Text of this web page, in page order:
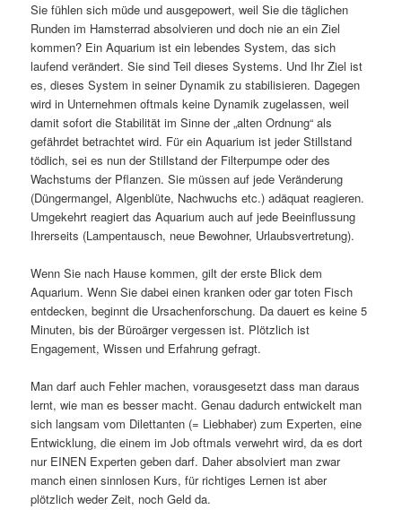
Sie fühlen sich müde und ausgepowert, weil Sie die täglichen
Runden im Hamsterrad absolvieren und doch nie an ein Ziel
kommen? Ein Aquarium ist ein lebendes System, das sich
laufend verändert. Sie sind Teil dieses Systems. Und Ihr Ziel ist
es, dieses System in seiner Dynamik zu stabilisieren. Dagegen
wird in Unternehmen oftmals keine Dynamik zugelassen, weil
damit sofort die Stabilität im Sinne der „alten Ordnung“ als
gefährdet betrachtet wird. Für ein Aquarium ist jeder Stillstand
tödlich, sei es nun der Stillstand der Filterpumpe oder des
Wachstums der Pflanzen. Sie müssen auf jede Veränderung
(Düngermangel, Algenblüte, Nachwuchs etc.) adäquat reagieren.
Umgekehrt reagiert das Aquarium auch auf jede Beeinflussung
Ihrerseits (Lampentausch, neue Bewohner, Urlaubsvertretung).
Wenn Sie nach Hause kommen, gilt der erste Blick dem
Aquarium. Wenn Sie dabei einen kranken oder gar toten Fisch
entdecken, beginnt die Ursachenforschung. Da dauert es keine 5
Minuten, bis der Büroärger vergessen ist. Plötzlich ist
Engagement, Wissen und Erfahrung gefragt.
Man darf auch Fehler machen, vorausgesetzt dass man daraus
lernt, wie man es besser macht. Genau dadurch entwickelt man
sich langsam vom Dilettanten (= Liebhaber) zum Experten, eine
Entwicklung, die einem im Job oftmals verwehrt wird, da es dort
nur EINEN Experten geben darf. Daher absolviert man zwar
manch einen sinnlosen Kurs, für richtiges Lernen ist aber
plötzlich weder Zeit, noch Geld da.